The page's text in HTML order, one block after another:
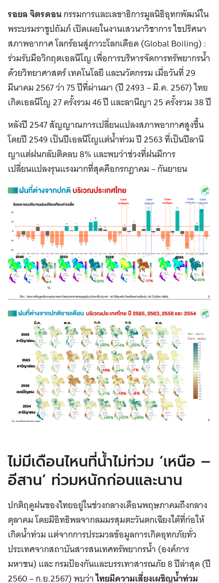
รอยล จิตรดอนกรรมการและเลขาธิการมูลนิธิอุทกพัฒน์ใน
พระบรมราชูปถัมภ์ เปิดเผยในงานเสวนาวิชาการ ไขปริศนา
สภาพอากาศ โลกร้อนสู่ภาวะโลกเดือด (Global Boiling) :
ร่วมรับมือวิกฤตเอลนีโญ เพื่อการบริหารจัดการทรัพยากรน้ำ
ด้วยวิทยาศาสตร์ เทคโนโลยี และนวัตกรรม เมื่อวันที่ 29
มีนาคม 2567 ว่า 75 ปีที่ผ่านมา (ปี 2493 – มี.ค. 2567) ไทย
เกิดเอลนีโญ 27 ครั้งรวม 46 ปี และลานีญา 25 ครั้งรวม 38 ปี
หลังปี 2547 สัญญาณการเปลี่ยนแปลงสภาพอากาศสูงขึ้น
โดยปี 2549 เป็นปีเอลนีโญแต่น้ำท่วม ปี 2563 ที่เป็นปีลานี
ญาแต่ฝนกลับติดลบ 8% และพบว่าช่วงที่ฝนมีการ
เปลี่ยนแปลงรุนแรงมากที่สุดคือกรกฎาคม – กันยายน
ไม่มีเดือนไหนที่น้ำไม่ท่วม ‘เหนือ –
อีสาน’ ท่วมหนักก่อนและนาน
ปกติฤดูฝนของไทยอยู่ในช่วงกลางเดือนพฤษภาคมถึงกลาง
ตุลาคม โดยมีอิทธิพลจากลมมรสุมตะวันตกเฉียงใต้ที่ก่อให้
เกิดน้ำท่วม แต่จากการประมวลข้อมูลการเกิดอุทกภัยทั่ว
ประเทศจากสถาบันสารสนเทศทรัพยากรน้ำ (องค์การ
มหาชน) และ กรมป้องกันและบรรเทาสารณภัย 8 ปีล่าสุด (ปี
2560 – ก.ย.2567) พบว่าไทยมีความเสี่ยงเผชิญน้ำท่วม